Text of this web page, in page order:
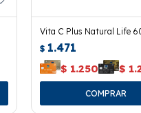
Vita C Plus Natural Life
$ 1.471
$ 1.250 $